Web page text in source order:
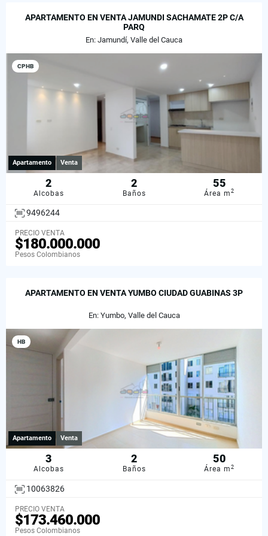
APARTAMENTO EN VENTA JAMUNDI SACHAMATE 2P C/A
PARQ
En: Jamundí, Valle del Cauca
CPHB
Apartamento Venta
2
Alcobas
2
Baños
55
Área m2
9496244
PRECIO VENTA
$180.000.000
Pesos Colombianos
APARTAMENTO EN VENTA YUMBO CIUDAD GUABINAS 3P
En: Yumbo, Valle del Cauca
HB
Apartamento Venta
3
Alcobas
2
Baños
50
Área m2
10063826
PRECIO VENTA
$173.460.000
Pesos Colombianos